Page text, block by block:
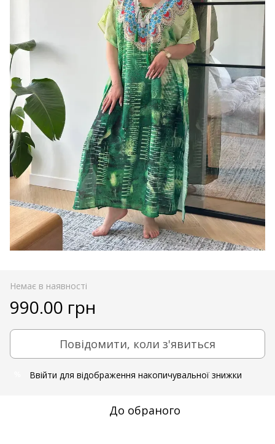
Немає в наявності
990.00 грн
Повідомити, коли з'явиться
Ввійти для відображення накопичувальної знижки
До обраного